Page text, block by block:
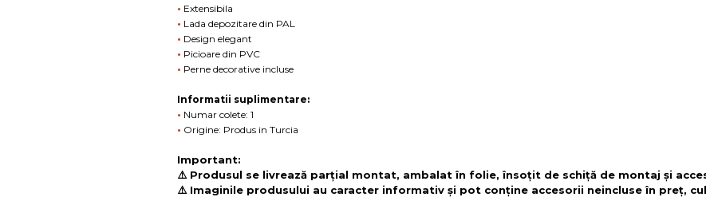
• Extensibila
• Lada depozitare din PAL
• Design elegant
• Picioare din PVC
• Perne decorative incluse
Informatii suplimentare:
• Numar colete: 1
• Origine: Produs in Turcia
Important:
⚠️ Produsul se livrează parțial montat, ambalat în folie, însoțit de schiță de montaj și
⚠️ Imaginile produsului au caracter informativ și pot conține accesorii neincluse în preț,